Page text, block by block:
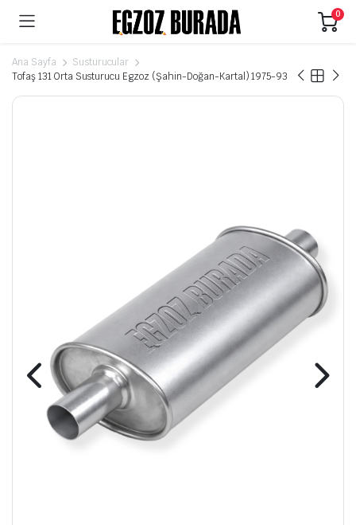
0
Ana Sayfa
Susturucular
Tofaş 131 Orta Susturucu Egzoz (Şahin-Doğan-Kartal) 1975-93